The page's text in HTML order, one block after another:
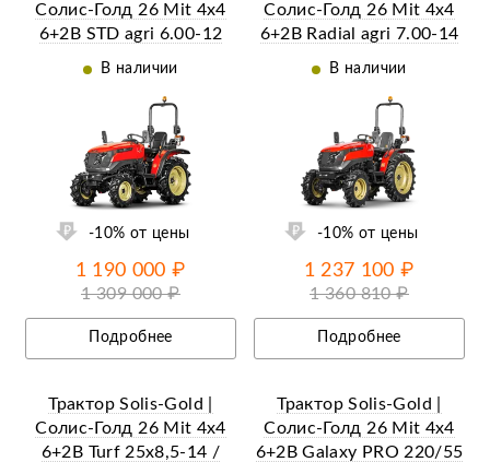
Солис-Голд 26 Mit 4x4
6+2B STD agri 6.00-12
/ 8.3-20 (с ПСМ)
В наличии
-10% от цены
1 190 000 ₽
1 309 000 ₽
Подробнее
Солис-Голд 26 Mit 4x4
6+2B Radial agri 7.00-14
/ 8.3-24 (с ПСМ)
В наличии
Ещё 17 фотографий
-10% от цены
1 237 100 ₽
1 360 810 ₽
Подробнее
Трактор Solis-Gold |
Солис-Голд 26 Mit 4x4
6+2B Turf 25х8,5-14 /
Трактор Solis-Gold |
Солис-Голд 26 Mit 4x4
6+2B Galaxy PRO 220/55